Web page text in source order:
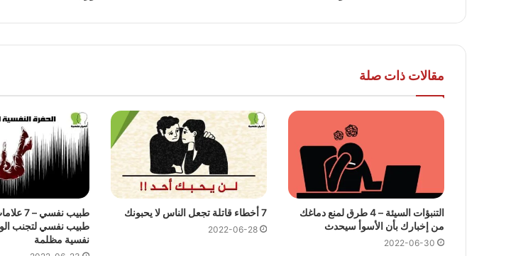
مقالات ذات صلة
التنبؤات السيئة – 4 طرق لمنع دماغك
من إخبارك بأن الأسوأ سيحدث
2022-06-30
7 أخطاء قاتلة تجعل الناس لا يحبونك
2022-06-28
طبيب
طبيب نفسي لتجنب
نفسية مظلمة